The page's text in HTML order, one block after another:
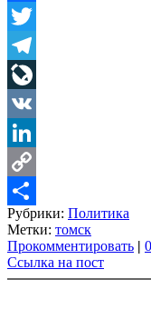
Facebook
Twitter
Telegram
LiveJournal
VK
LinkedIn
Copy
Link
Share
Рубрики: Политика
Метки: томск
Прокомментировать |
Ссылка на пост